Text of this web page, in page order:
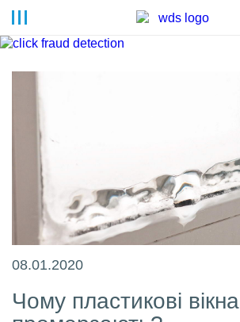
08.01.2020
Чому пластикові вікна